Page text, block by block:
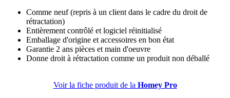
Comme neuf(repris à un client dans le cadre du droit de
rétractation)
Entièrement contrôlé et logiciel réinitialisé
Emballage d'origine et accessoires en bon état
Garantie 2 ans pièces et main d'oeuvre
Donne droit à rétractation comme un produit non déballé
Voir la fiche produit de la Homey Pro